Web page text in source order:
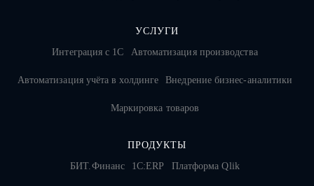
УСЛУГИ
Интеграция с 1С
Автоматизация производства
Автоматизация учёта в холдинге Внедрение бизнес-аналитики
Маркировка товаров
ПРОДУКТЫ
БИТ.Финанс
1С:ERP Платформа Qlik